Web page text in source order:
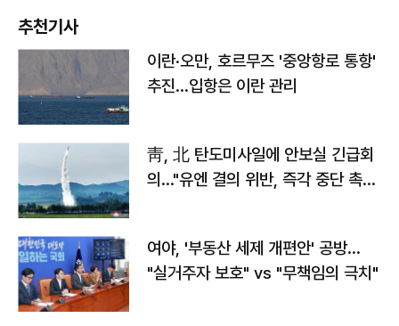
추천기사
이란·오만, 호르무즈 '중앙항로 통항'
추진…입항은 이란 관리
靑, 北 탄도미사일에 안보실 긴급회
의…"유엔 결의 위반, 즉각 중단 촉
여야, '부동산 세제 개편안' 공방…
"실거주자 보호" vs "무책임의 극치"